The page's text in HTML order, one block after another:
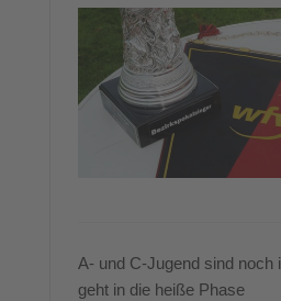
A- und C-Jugend sind noch
geht in die heiße Phase